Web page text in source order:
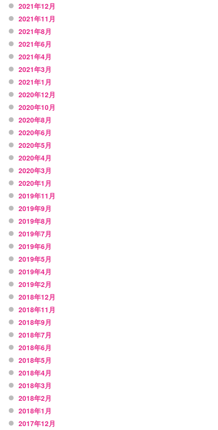
2021年12月
2021年11月
2021年8月
2021年6月
2021年4月
2021年3月
2021年1月
2020年12月
2020年10月
2020年8月
2020年6月
2020年5月
2020年4月
2020年3月
2020年1月
2019年11月
2019年9月
2019年8月
2019年7月
2019年6月
2019年5月
2019年4月
2019年2月
2018年12月
2018年11月
2018年9月
2018年7月
2018年6月
2018年5月
2018年4月
2018年3月
2018年2月
2018年1月
2017年12月